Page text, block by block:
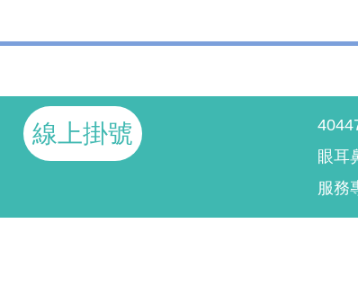
線上掛號
眼耳
服務